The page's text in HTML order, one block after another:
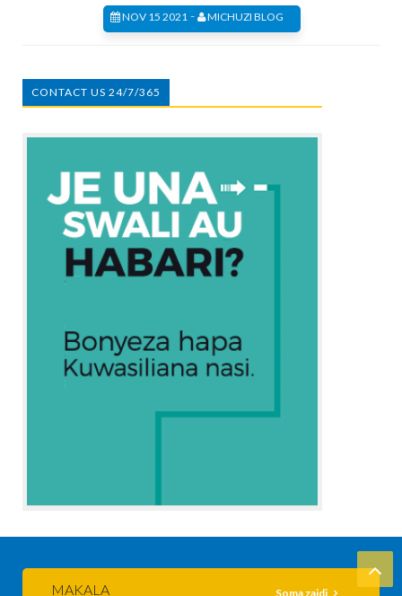
NOV 15 2021 - MICHUZI BLOG
CONTACT US 24/7/365
MAKALA Soma zaidi